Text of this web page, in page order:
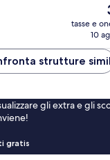
tasse e
10
strutture
gli extra e gli
gratis